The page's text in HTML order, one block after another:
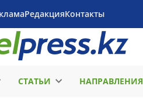
РедакцияКонтакты
СТАТЬИ НАПРАВЛЕНИЯ